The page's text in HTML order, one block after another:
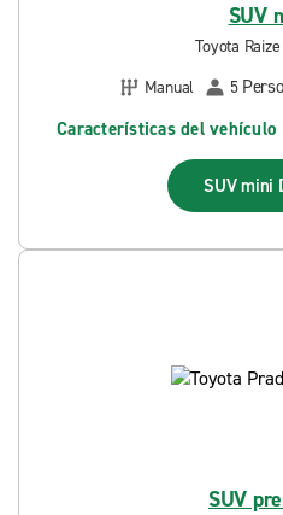
SUV
Toyota
Manual
5
Características del vehículo
SUV mini
SUV